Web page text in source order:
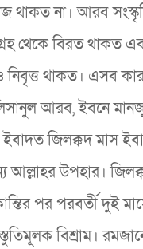
থাকত না। আরব
থেকে বিরত থাকত
নিবৃত্ত থাকত। এসব
আরব, ইবনে
জিলক্কদ মাস
আল্লাহর উপহার।
পর পরবর্তী দুই
বিশ্রাম।